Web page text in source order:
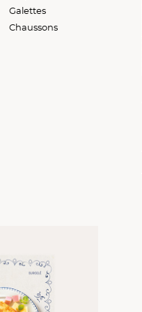
Feuilletés
Quiches et tartes
Quiches et tartes
Tartes fines
Galettes
Chaussons
Street food